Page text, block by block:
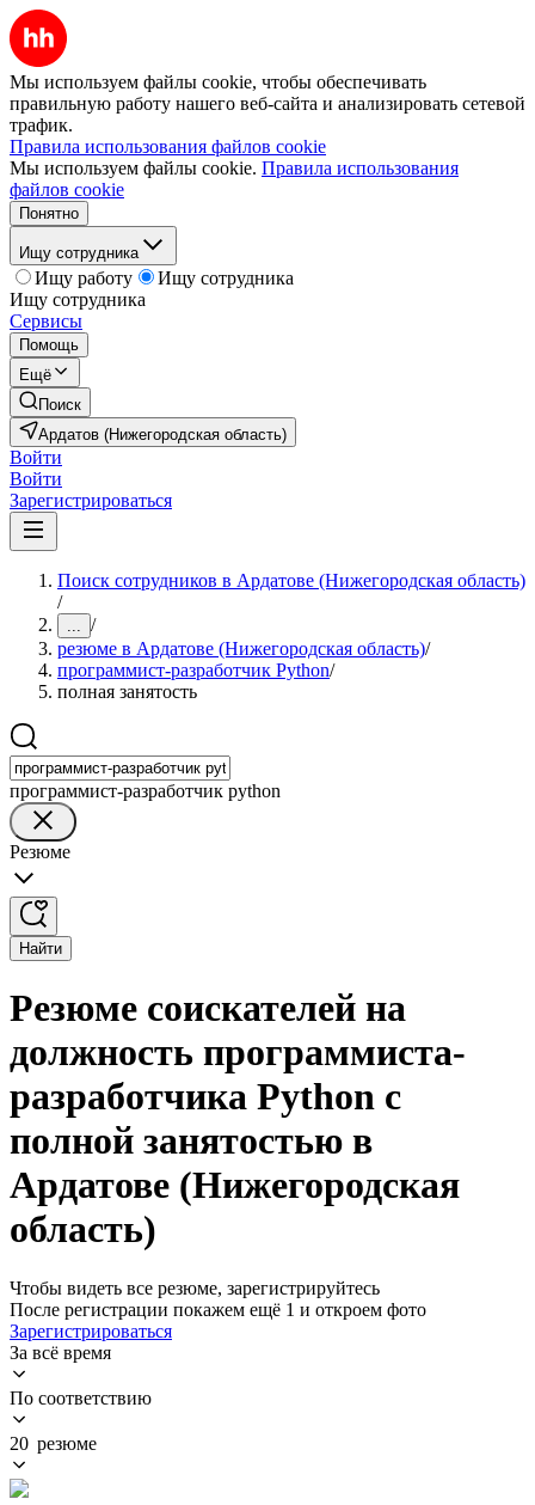
Мы используем файлы cookie, чтобы обеспечивать
правильную работу нашего веб-сайта и анализировать сетевой
трафик.
Правила использования файлов cookie
Мы используем файлы cookie. Правила использования
файлов cookie
Понятно
Ищу сотрудника
Ищу работу
Ищу сотрудника
Ищу сотрудника
Сервисы
Помощь
Ещё
Поиск
Ардатов (Нижегородская область)
Войти
Войти
Зарегистрироваться
Поиск сотрудников в Ардатове (Нижегородская область)
/
... /
резюме в Ардатове (Нижегородская область)/
программист-разработчик Python/
полная занятость
программист-разработчик python
Резюме
Найти
Резюме соискателей на
должность программиста-
разработчика Python с
полной занятостью в
Ардатове (Нижегородская
область)
Чтобы видеть все резюме, зарегистрируйтесь
После регистрации покажем ещё 1 и откроем фото
Зарегистрироваться
За всё время
По соответствию
20 резюме